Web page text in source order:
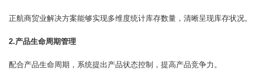
正航商贸业解决方案能够实现多维度统计库存数量，清晰呈现库存状况。
2.产品生命周期管理
配合产品生命周期，系统提出产品状态控制，提高产品竞争力。